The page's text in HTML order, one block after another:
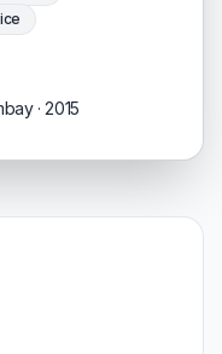
· 2015